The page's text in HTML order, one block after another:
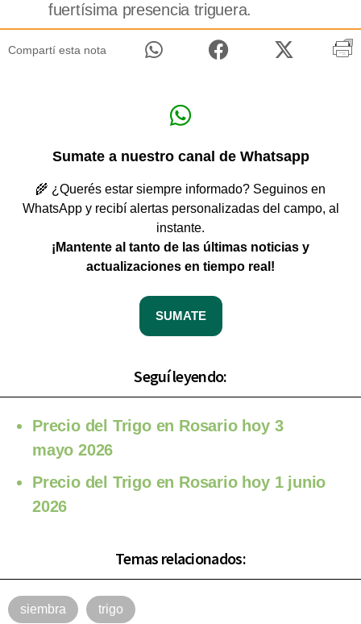
fuertísima presencia triguera.
Compartí esta nota
Sumate a nuestro canal de Whatsapp
🌾 ¿Querés estar siempre informado? Seguinos en
WhatsApp y recibí alertas personalizadas del campo, al
instante.
¡Mantente al tanto de las últimas noticias y
actualizaciones en tiempo real!
SUMATE
Seguí leyendo:
Precio del Trigo en Rosario hoy 3
mayo 2026
Precio del Trigo en Rosario hoy 1 junio
2026
Temas relacionados:
siembra trigo